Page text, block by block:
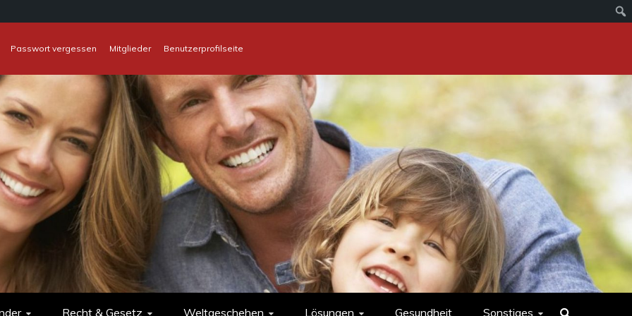
Passwort vergessen Mitglieder
Benutzerprofilseite
Recht & Gesetz Weltgeschehen Lösungen Gesundheit Sonstiges